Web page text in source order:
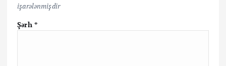
işarələnmişdir
Şərh *